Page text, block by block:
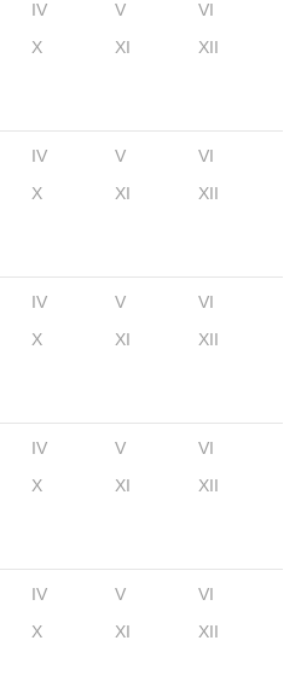
IV V
VI
X XI XII
IV V
VI
X XI XII
IV V
VI
X XI XII
IV V
VI
X XI XII
IV V
VI
X XI XII